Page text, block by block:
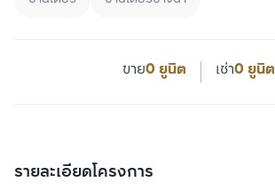
ขาย0 ยูนิต เช่า0 ยูนิต
รายละเอียดโครงการ